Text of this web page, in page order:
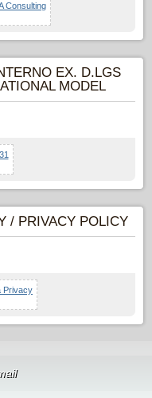
Consulting
EX. D.LGS
MODEL
/ PRIVACY POLICY
Privacy